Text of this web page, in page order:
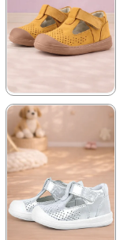
%42İndirim
Ücretsiz
Kargo
★
1.399,90 ₺
2.399,90 ₺
%42İndirim
Ücretsiz
Kargo